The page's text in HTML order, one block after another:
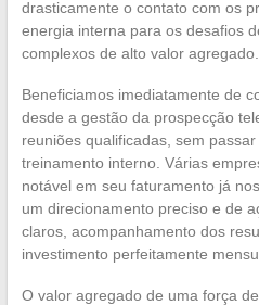
drasticamente o contato com os
energia interna para os desafios
complexos de alto valor agregado.
Beneficiamos imediatamente de
desde a gestão da prospecção
reuniões qualificadas, sem
treinamento interno. Várias
notável em seu faturamento já
um direcionamento preciso e de
claros, acompanhamento dos
investimento perfeitamente
O valor agregado de uma força